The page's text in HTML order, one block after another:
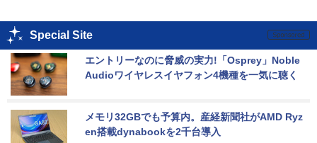
Special Site
エントリーなのに脅威の実力!「Osprey」Noble
Audioワイヤレスイヤフォン4機種を一気に聴く
メモリ32GBでも予算内。産経新聞社がAMD Ryz
en搭載dynabookを2千台導入